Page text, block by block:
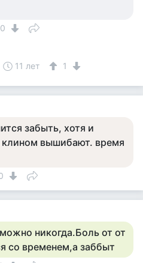
0
11 лет 1
забыть, хотя и
клином вышибают. время
никогда.Боль от от
со временем,а заббыт